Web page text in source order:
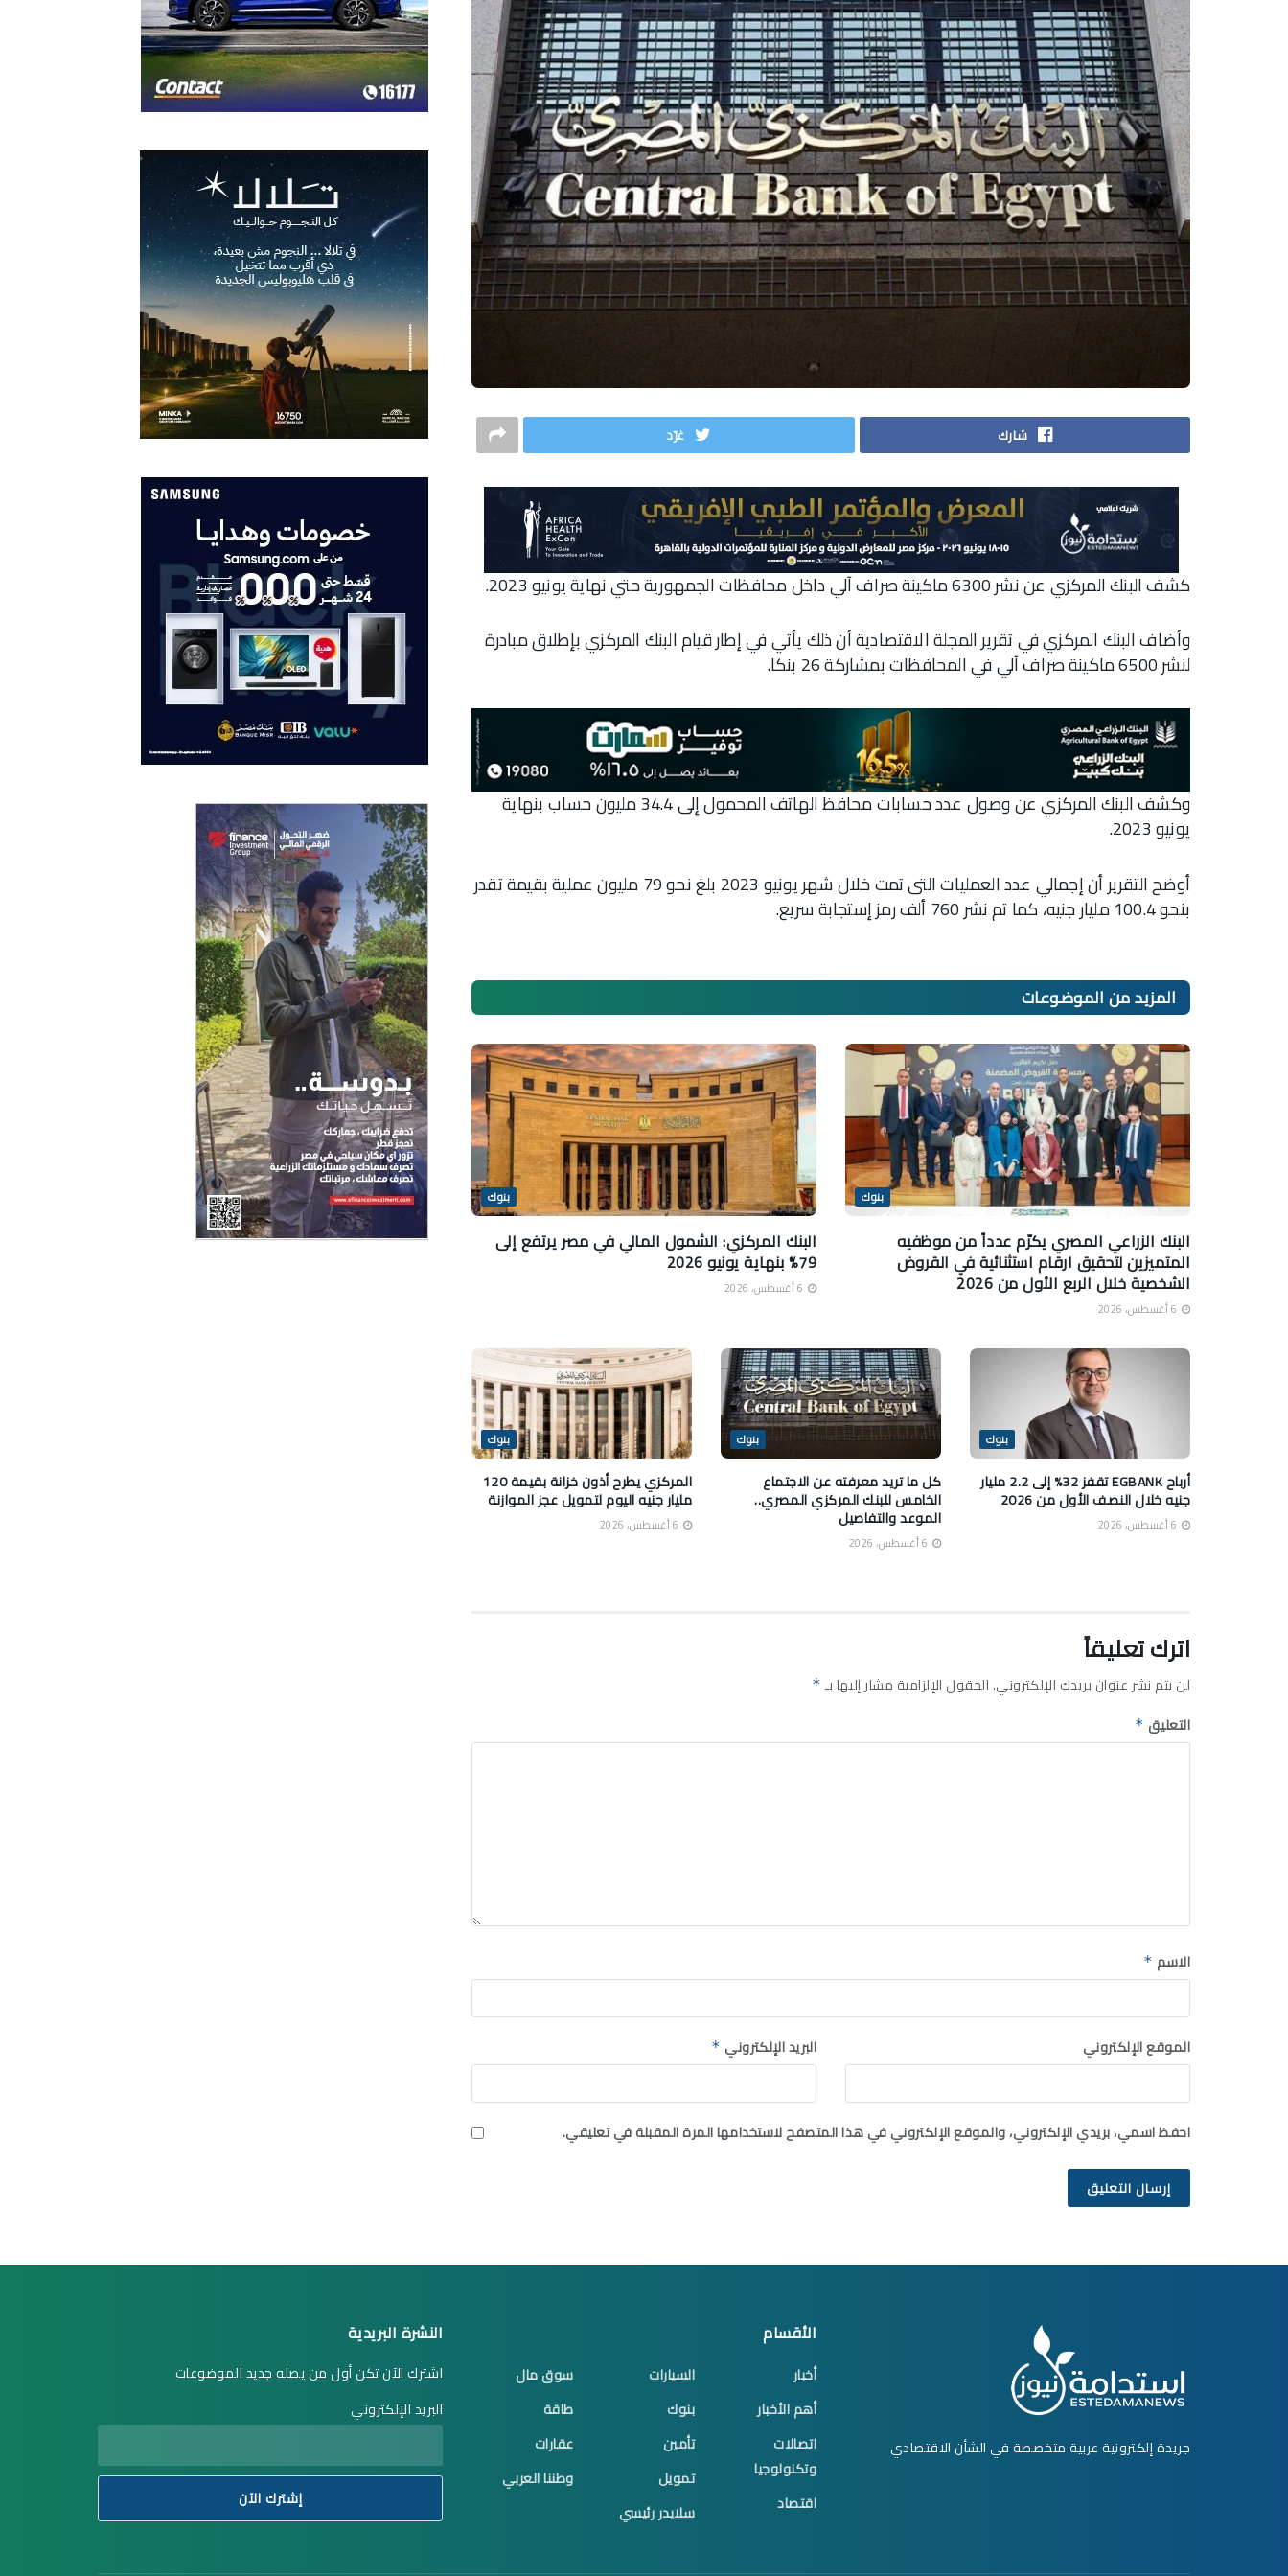
شارك غرّد
كشف البنك المركزي عن نشر 6300 ماكينة صراف آلي داخل محافظات الجمهورية حتي نهاية يونيو 2023.
وأضاف البنك المركزي في تقرير المجلة الاقتصادية أن ذلك يأتي في إطار قيام البنك المركزي بإطلاق مبادرة
لنشر 6500 ماكينة صراف آلي في المحافظات بمشاركة 26 بنكا.
وكشف البنك المركزي عن وصول عدد حسابات محافظ الهاتف المحمول إلى 34.4 مليون حساب بنهاية
يونيو 2023.
أوضح التقرير أن إجمالي عدد العمليات التى تمت خلال شهر يونيو 2023 بلغ نحو 79 مليون عملية بقيمة تقدر
بنحو 100.4 مليار جنيه، كما تم نشر 760 ألف رمز إستجابة سريع.
المزيد منالموضوعات
بنوك
البنك الزراعي المصري يكرّم عدداً من موظفيه
المتميزين لتحقيق ارقام استثنائية في القروض
الشخصية خلال الربع الأول من 2026
بنوك
البنك المركزي: الشمول المالي في مصر يرتفع إلى
79% بنهاية يونيو 2026
بنوك
أرباح EGBANK تقفز 32% إلى 2.2 مليار
جنيه خلال النصف الأول من 2026
بنوك
كل ما تريد معرفته عن الاجتماع
الخامس للبنك المركزي المصري..
الموعد والتفاصيل
بنوك
المركزي يطرح أذون خزانة بقيمة 120
مليار جنيه اليوم لتمويل عجز الموازنة
اترك تعليقاً
لن يتم نشر عنوان بريدك الإلكتروني.الحقول الإلزامية مشار إليها بـ *
التعليق *
الاسم *
البريد الإلكتروني * الموقع الإلكتروني
احفظ اسمي، بريدي الإلكتروني، والموقع الإلكتروني في هذا المتصفح لاستخدامها المرة المقبلة في تعليقي.
جريدة إلكترونية عربية متخصصة في الشأن الاقتصادي
الأقسام
أخبار
أهم الأخبار
اتصالات
وتكنولوجيا
اقتصاد
السيارات
بنوك
تأمين
تمويل
سلايدر رئيسي
سوق مال
طاقة
عقارات
وطننا العربي
النشرة البريدية
اشترك الآن تكن أول من يصله جديد الموضوعات
البريد الإلكتروني